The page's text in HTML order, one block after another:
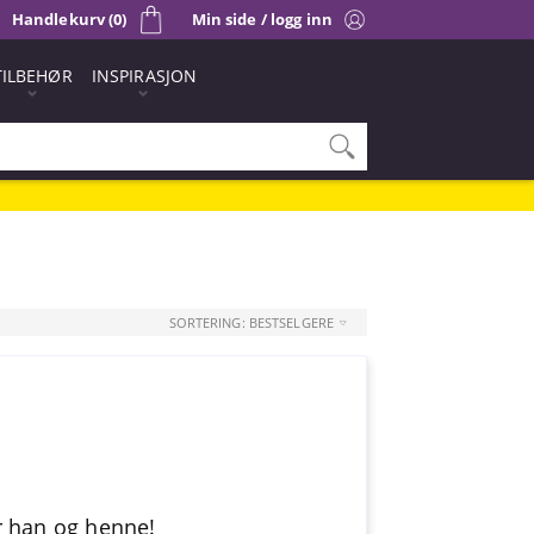
Min side / logg inn
Handlekurv (0)
INSPIRASJON
SORTERING: BESTSELGERE
og henne!